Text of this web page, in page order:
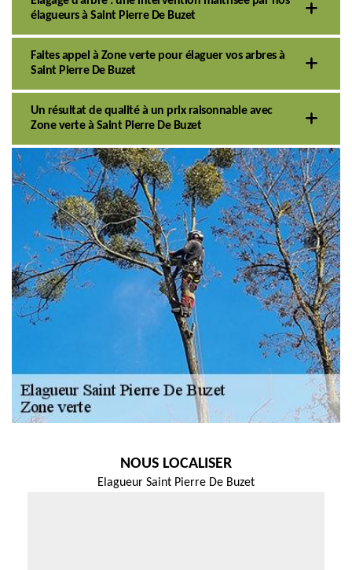
élagueurs à Saint Pierre De Buzet
Faites appel à Zone verte pour élaguer vos arbres à
Saint Pierre De Buzet
Un résultat de qualité à un prix raisonnable avec
Zone verte à Saint Pierre De Buzet
NOUS LOCALISER
Elagueur Saint Pierre De Buzet